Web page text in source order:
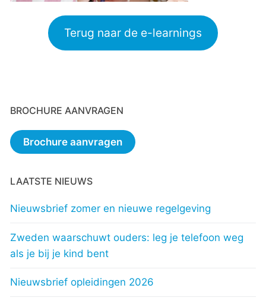
Terug naar de e-learnings
BROCHURE AANVRAGEN
Brochure aanvragen
LAATSTE NIEUWS
Nieuwsbrief zomer en nieuwe regelgeving
Zweden waarschuwt ouders: leg je telefoon weg
als je bij je kind bent
Nieuwsbrief opleidingen 2026